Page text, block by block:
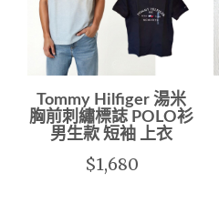
Tommy Hilfiger 湯米
胸前刺繡標誌 POLO衫
男生款 短袖 上衣
$1,680